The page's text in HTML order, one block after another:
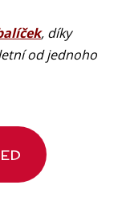
, díky
od jednoho